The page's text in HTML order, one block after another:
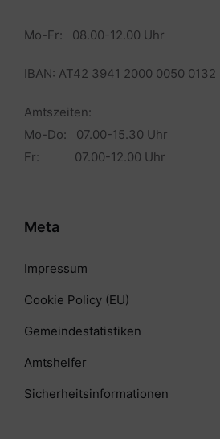
Mo-Fr: 08.00-12.00 Uhr
IBAN: AT42 3941 2000 0050 0132
Amtszeiten:
Mo-Do: 07.00-15.30 Uhr
Fr: 07.00-12.00 Uhr
Meta
Impressum
Cookie Policy (EU)
Gemeindestatistiken
Amtshelfer
Sicherheitsinformationen